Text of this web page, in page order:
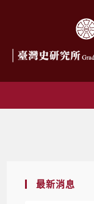
最新消息